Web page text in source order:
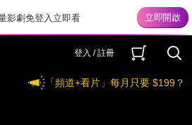
影劇免登入立即看
登入 / 註冊
「頻道+看片」每月只要 $199？